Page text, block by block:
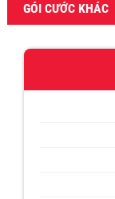
GÓI CƯỚC KHÁC